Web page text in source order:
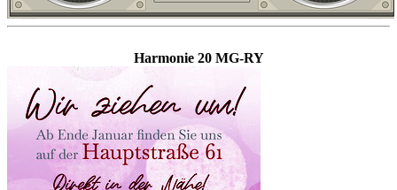
Harmonie 20 MG-RY